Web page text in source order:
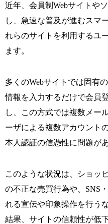
近年、会員制Webサイトや
し、急速な普及が進むスマ
れらのサイトを利用するユ
ます。
多くのWebサイトでは固有
情報を入力するだけで会員
し、この方式では複数メー
ーザによる複数アカウント
本人認証の信憑性に問題が
このような状況は、ショッ
の不正な売買行為や、SNS
れる宣伝や印象操作を行う
結果、サイトの信頼性が低